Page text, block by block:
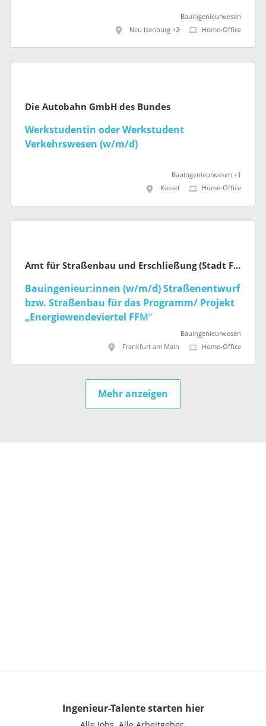
Bauingenieurwesen
Neu Isenburg +2
Home-Office
Die Autobahn GmbH des Bundes
Werkstudentin oder Werkstudent
Verkehrswesen (w/m/d)
Bauingenieurwesen +1
Kassel
Home-Office
Amt für Straßenbau und Erschließung (Stadt Frankfurt am Main)
Bauingenieur:innen (w/m/d) Straßenentwurf
bzw. Straßenbau für das Programm/ Projekt
„Energiewendeviertel FFM“
Bauingenieurwesen
Frankfurt am Main
Home-Office
Mehr anzeigen
Ingenieur-Talentestarten hier